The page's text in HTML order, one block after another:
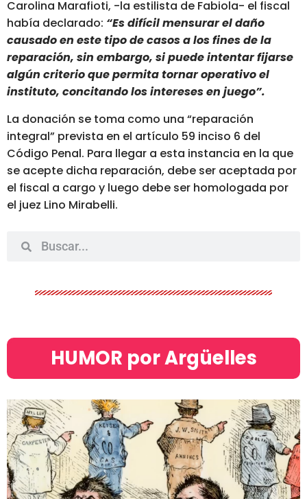
Carolina Marafioti, -la estilista de Fabiola- el fiscal
había declarado: “Es difícil mensurar el daño
causado en este tipo de casos a los fines de la
reparación, sin embargo, si puede intentar fijarse
algún criterio que permita tornar operativo el
instituto, concitando los intereses en juego”.
La donación se toma como una “reparación
integral” prevista en el artículo 59 inciso 6 del
Código Penal. Para llegar a esta instancia en la que
se acepte dicha reparación, debe ser aceptada por
el fiscal a cargo y luego debe ser homologada por
el juez Lino Mirabelli.
HUMOR por Argüelles​